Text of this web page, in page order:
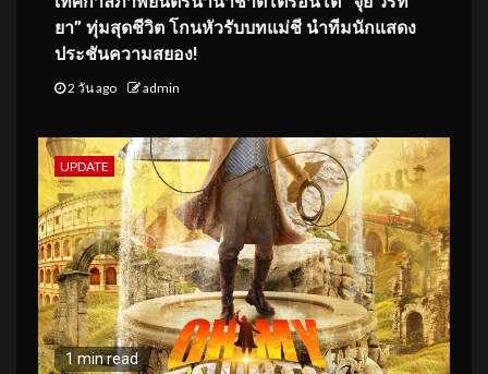
ยา” ทุ่มสุดชีวิต โกนหัวรับบทแม่ชี นำทีมนักแสดง
ประชันความสยอง!
2 วัน ago admin
UPDATE
1 min read